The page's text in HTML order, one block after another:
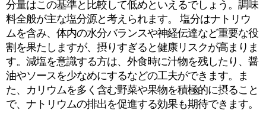
分量はこの基準と比較して低めといえるでしょう。調味
料全般が主な塩分源と考えられます。 塩分はナトリウ
ムを含み、体内の水分バランスや神経伝達など重要な役
割を果たしますが、摂りすぎると健康リスクが高まりま
す。減塩を意識する方は、外食時に汁物を残したり、醤
油やソースを少なめにするなどの工夫ができます。ま
た、カリウムを多く含む野菜や果物を積極的に摂ること
で、ナトリウムの排出を促進する効果も期待できます。